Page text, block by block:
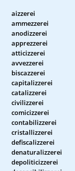
aizzerei
ammezzerei
anodizzerei
apprezzerei
atticizzerei
avvezzerei
biscazzerei
capitalizzerei
catalizzerei
civilizzerei
comicizzerei
contabilizzerei
cristallizzerei
defiscalizzerei
denaturalizzerei
depoliticizzerei